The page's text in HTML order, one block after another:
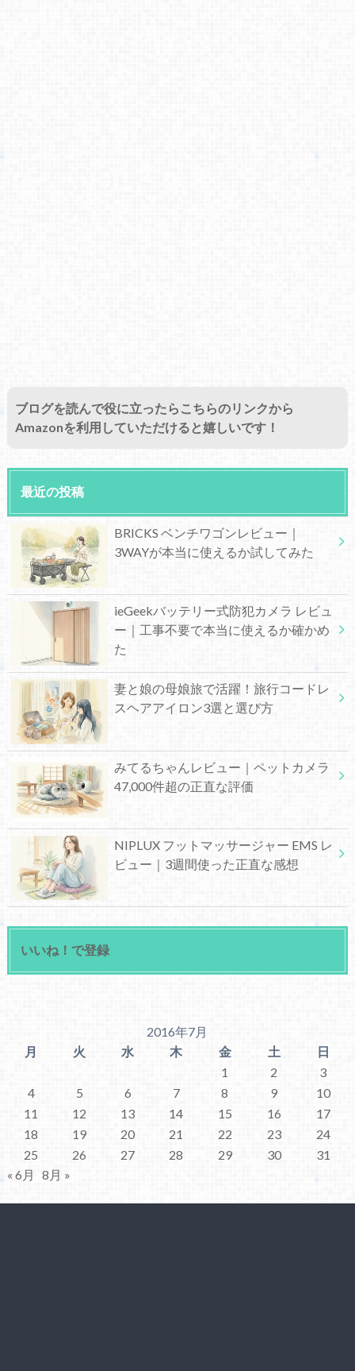
ブログを読んで役に立ったらこちらのリンクから
Amazonを利用していただけると嬉しいです！
最近の投稿
BRICKS ベンチワゴンレビュー｜
3WAYが本当に使えるか試してみた
ieGeekバッテリー式防犯カメラ レビュ
ー｜工事不要で本当に使えるか確かめ
た
妻と娘の母娘旅で活躍！旅行コードレ
スヘアアイロン3選と選び方
みてるちゃんレビュー｜ペットカメラ
47,000件超の正直な評価
NIPLUX フットマッサージャー EMS レ
ビュー｜3週間使った正直な感想
いいね！で登録
2016年7月
月
火 水 木 金 土
日
1
2
3
4
5 6 7 8 9
10
11
12 13 14 15 16
17
18
19 20 21 22 23
24
25
26 27 28 29 30
31
« 6月
8月 »